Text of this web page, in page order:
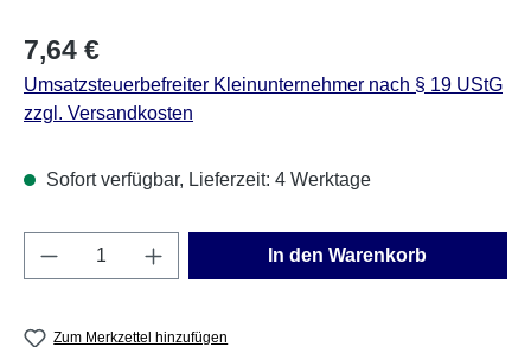
Regulärer Preis:
7,64 €
Umsatzsteuerbefreiter Kleinunternehmer nach § 19 UStG
zzgl. Versandkosten
Sofort verfügbar, Lieferzeit: 4 Werktage
Produkt Anzahl: Gib den gewünschten
In den Warenkorb
Zum Merkzettel hinzufügen